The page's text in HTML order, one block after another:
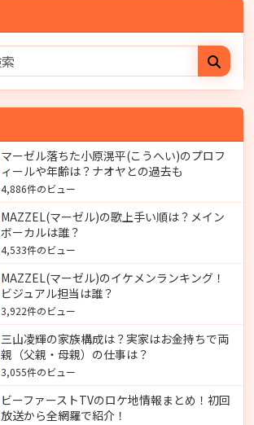
マーゼル落ちた小原滉平(こうへい)のプロフ
ィールや年齢は？ナオヤとの過去も
4,886件のビュー
MAZZEL(マーゼル)の歌上手い順は？メイン
ボーカルは誰？
4,533件のビュー
MAZZEL(マーゼル)のイケメンランキング！
ビジュアル担当は誰？
3,922件のビュー
三山凌輝の家族構成は？実家はお金持ちで両
親（父親・母親）の仕事は？
3,055件のビュー
ビーファーストTVのロケ地情報まとめ！初回
放送から全網羅で紹介！